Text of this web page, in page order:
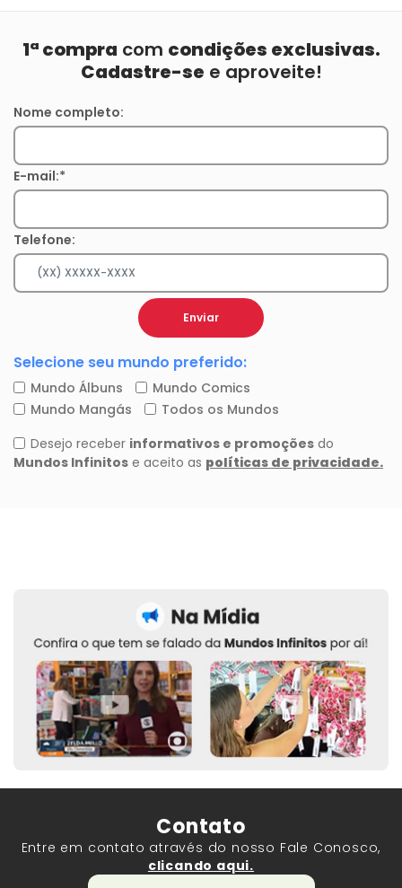
Contato
Entre em contato através do nosso Fale Conosco,
clicando aqui.